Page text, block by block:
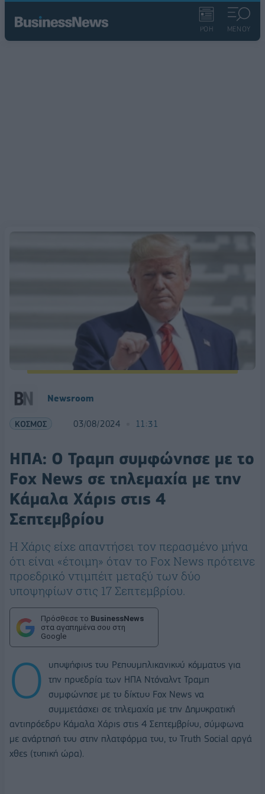
ΡΟΗ ΜΕΝΟΥ
Newsroom
ΚΟΣΜΟΣ 03/08/2024 11:31
ΗΠΑ: O Τραμπ συμφώνησε με το
Fox News σε τηλεμαχία με την
Κάμαλα Χάρις στις 4
Σεπτεμβρίου
Η Χάρις είχε απαντήσει τον περασμένο μήνα
ότι είναι «έτοιμη» όταν το Fox News πρότεινε
προεδρικό ντιμπέιτ μεταξύ των δύο
υποψηφίων στις 17 Σεπτεμβρίου.
Πρόσθεσε το BusinessNews
στα αγαπημένα σου στη
Google
Ο
υποψήφιος του Ρεπουμπλικανικού κόμματος για
την προεδρία των ΗΠΑ Ντόναλντ Τραμπ
συμφώνησε με το δίκτυο Fox News να
συμμετάσχει σε τηλεμαχία με την Δημοκρατική
αντιπρόεδρο Κάμαλα Χάρις στις 4 Σεπτεμβρίου, σύμφωνα
με ανάρτησή του στην πλατφόρμα του, το Truth Social αργά
χθες (τοπική ώρα).